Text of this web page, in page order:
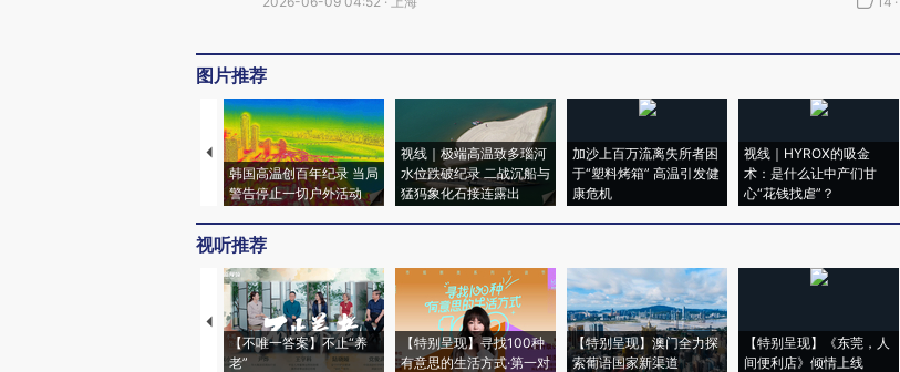
图片推荐
韩国高温创百年纪录 当局
警告停止一切户外活动
视线｜极端高温致多瑙河
水位跌破纪录 二战沉船与
猛犸象化石接连露出
加沙上百万流离失所者困
于“塑料烤箱” 高温引发健
康危机
视线｜HYROX的吸金
术：是什么让中产们甘
心“花钱找虐”？
视听推荐
【不唯一答案】不止“养
老”
【特别呈现】寻找100种
有意思的生活方式·第一对
【特别呈现】澳门全力探
索葡语国家新渠道
【特别呈现】《东莞，人
间便利店》倾情上线